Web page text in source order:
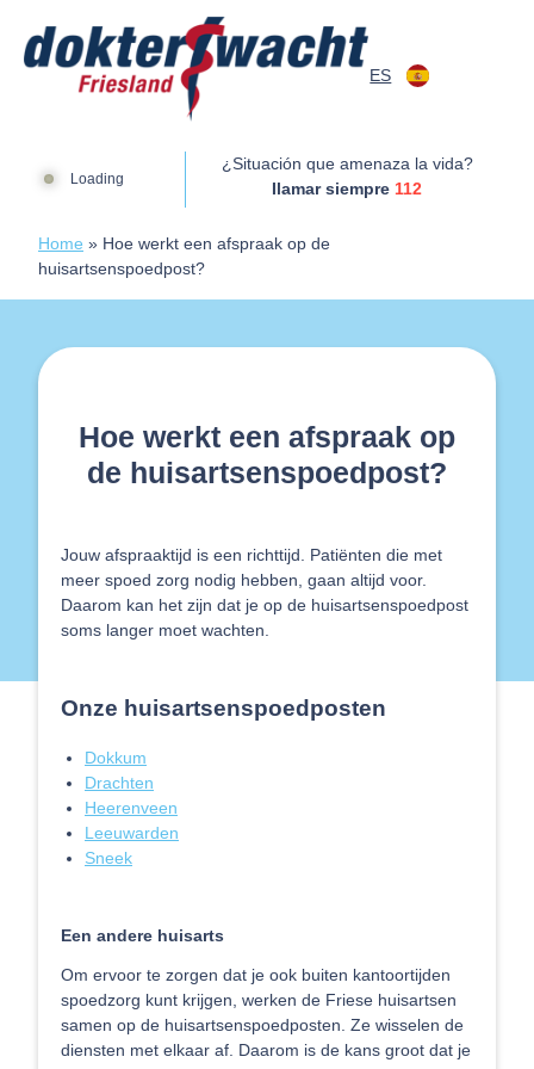
ES
Loading
¿Situación que amenaza la vida?
Ilamar siempre 112
Home » Hoe werkt een afspraak op de
huisartsenspoedpost?
Hoe werkt een afspraak op
de huisartsenspoedpost?
Jouw afspraaktijd is een richttijd. Patiënten die met
meer spoed zorg nodig hebben, gaan altijd voor.
Daarom kan het zijn dat je op de huisartsenspoedpost
soms langer moet wachten.
Onze huisartsenspoedposten
Dokkum
Drachten
Heerenveen
Leeuwarden
Sneek
Een andere huisarts
Om ervoor te zorgen dat je ook buiten kantoortijden
spoedzorg kunt krijgen, werken de Friese huisartsen
samen op de huisartsenspoedposten. Ze wisselen de
diensten met elkaar af. Daarom is de kans groot dat je